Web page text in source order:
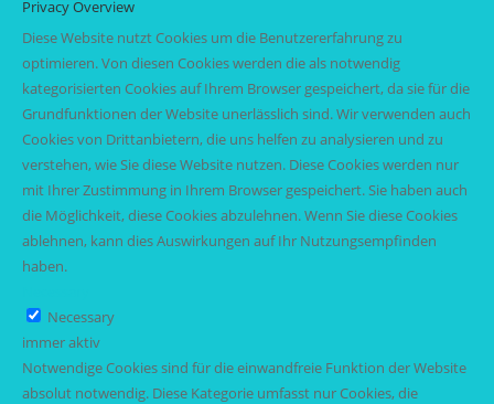
Privacy Overview
Diese Website nutzt Cookies um die Benutzererfahrung zu
optimieren. Von diesen Cookies werden die als notwendig
kategorisierten Cookies auf Ihrem Browser gespeichert, da sie für die
Grundfunktionen der Website unerlässlich sind. Wir verwenden auch
Cookies von Drittanbietern, die uns helfen zu analysieren und zu
verstehen, wie Sie diese Website nutzen. Diese Cookies werden nur
mit Ihrer Zustimmung in Ihrem Browser gespeichert. Sie haben auch
die Möglichkeit, diese Cookies abzulehnen. Wenn Sie diese Cookies
ablehnen, kann dies Auswirkungen auf Ihr Nutzungsempfinden
haben.
Necessary
immer aktiv
Notwendige Cookies sind für die einwandfreie Funktion der Website
absolut notwendig. Diese Kategorie umfasst nur Cookies, die